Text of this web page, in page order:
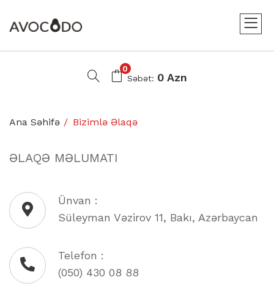
Səbət: 0 Azn
0
Ana Səhifə Bizimlə Əlaqə
ƏLAQƏ MƏLUMATI
Ünvan :
Süleyman Vəzirov 11, Bakı, Azərbaycan
Telefon :
(050) 430 08 88